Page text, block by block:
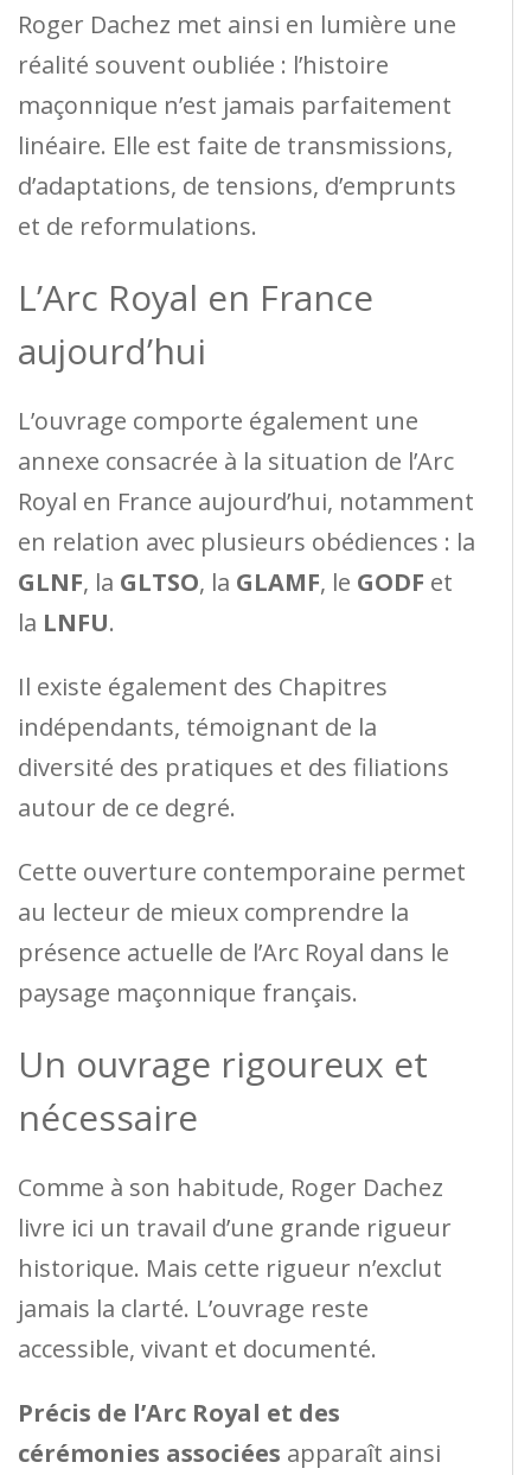
Roger Dachez met ainsi en lumière une
réalité souvent oubliée : l’histoire
maçonnique n’est jamais parfaitement
linéaire. Elle est faite de transmissions,
d’adaptations, de tensions, d’emprunts
et de reformulations.
L’Arc Royal en France
aujourd’hui
L’ouvrage comporte également une
annexe consacrée à la situation de l’Arc
Royal en France aujourd’hui, notamment
en relation avec plusieurs obédiences : la
GLNF, la GLTSO, la GLAMF, le GODF et
la LNFU.
Il existe également des Chapitres
indépendants, témoignant de la
diversité des pratiques et des filiations
autour de ce degré.
Cette ouverture contemporaine permet
au lecteur de mieux comprendre la
présence actuelle de l’Arc Royal dans le
paysage maçonnique français.
Un ouvrage rigoureux et
nécessaire
Comme à son habitude, Roger Dachez
livre ici un travail d’une grande rigueur
historique. Mais cette rigueur n’exclut
jamais la clarté. L’ouvrage reste
accessible, vivant et documenté.
Précis de l’Arc Royal et des
cérémonies associées apparaît ainsi